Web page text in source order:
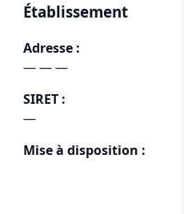
Établissement
Adresse :
— — —
SIRET :
—
Mise à disposition :